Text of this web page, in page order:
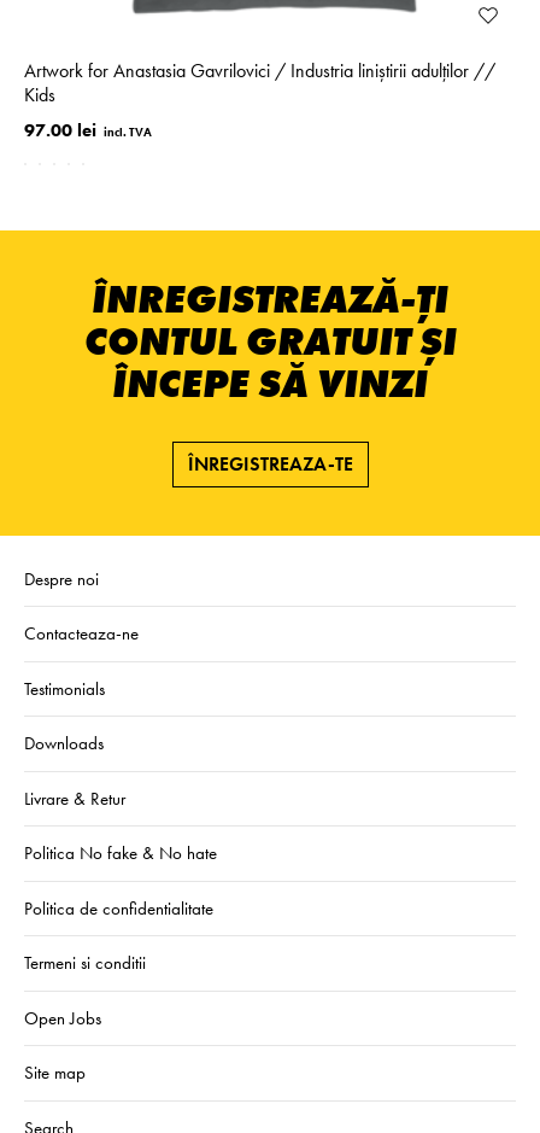
Artwork for Anastasia Gavrilovici / Industria liniștirii adulților //
Kids
97.00 lei
ÎNREGISTREAZĂ-ȚI
CONTUL GRATUIT ȘI
ÎNCEPE SĂ VINZI
ÎNREGISTREAZA-TE
Despre noi
Contacteaza-ne
Testimonials
Downloads
Livrare & Retur
Politica No fake & No hate
Politica de confidentialitate
Termeni si conditii
Open Jobs
Site map
Search